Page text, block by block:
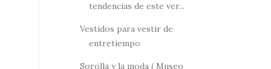
tendencias de este ver...
Vestidos para vestir de
entretiempo
Sorolla y la moda ( Museo